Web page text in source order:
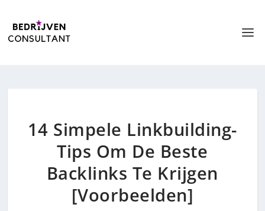
14 Simpele Linkbuilding-
Tips Om De Beste
Backlinks Te Krijgen
[Voorbeelden]